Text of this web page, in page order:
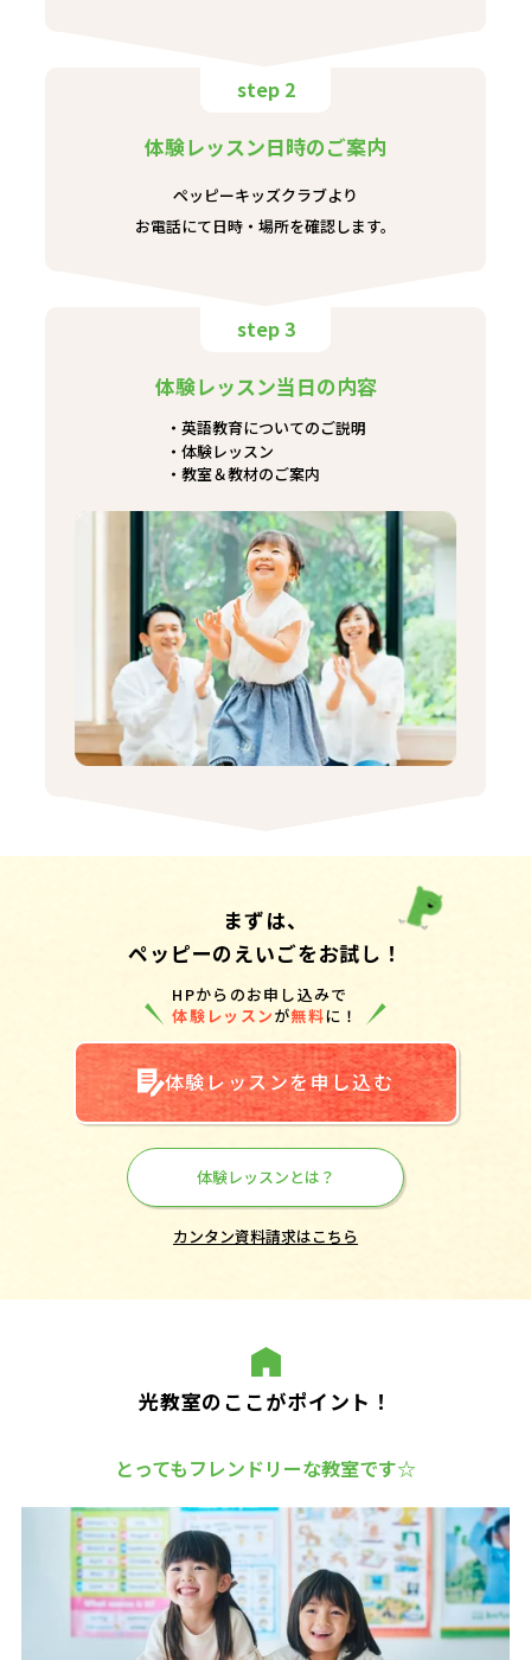
step 2
体験レッスン日時のご案内
ペッピーキッズクラブより
お電話にて日時・場所を確認します。
step 3
体験レッスン当日の内容
英語教育についてのご説明
体験レッスン
教室＆教材のご案内
まずは、
ペッピーのえいごをお試し！
HPからのお申し込みで
体験レッスンが無料に！
体験レッスンを申し込む
体験レッスンとは？
カンタン資料請求はこちら
光教室のここがポイント！
とってもフレンドリーな教室です☆